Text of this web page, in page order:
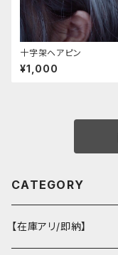
十字架ヘアピン
¥1,000
CATEGORY
【在庫アリ/即納】